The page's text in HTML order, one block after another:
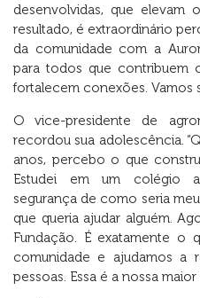
desenvolvidas, que elevam
resultado, é extraordinário
da comunidade com a
para todos que contribuem
fortalecem conexões. Vamos
O vice-presidente de
recordou sua adolescência.
anos, percebo o que
Estudei em um colégio
segurança de como seria
que queria ajudar alguém.
Fundação. É exatamente o
comunidade e ajudamos a
pessoas. Essa é a nossa maior